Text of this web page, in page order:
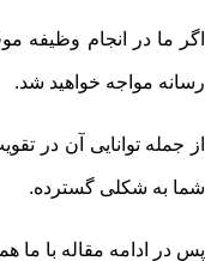
اگر ما در انجام وظیفه
رسانه مواجه خواهید شد.
از جمله توانایی آن در
شما به شکلی گسترده.
پس در ادامه مقاله با ما